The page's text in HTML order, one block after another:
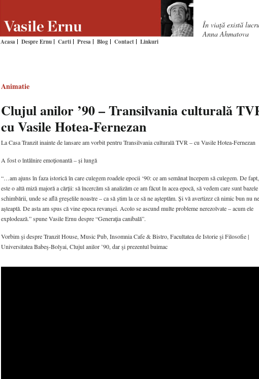
Acasa Despre Ernu Carti Presa Blog Contact Linkuri
În viaţă există
Anna Ahmatova
Animatie
Clujul anilor ’90 – Transilvania culturală
cu Vasile Hotea-Fernezan
La Casa Tranzit inainte de lansare am vorbit pentru Transilvania culturală TVR – cu Vasile Hotea-Fernezan
A fost o întâlnire emoționantă – și lungă
“…am ajuns în faza istorică în care culegem roadele epocii ‘90: ce am semănat începem să culegem. De
este o altă miză majoră a cărții: să încercăm să analizăm ce am făcut în acea epocă, să vedem care sunt bazele
schimbării, unde se află greșelile noastre – ca să știm la ce să ne așteptăm. Și vă avertizez că nimic bun nu
așteaptă. De asta am spus că vine epoca revanșei. Acolo se ascund multe probleme nerezolvate – acum ele
explodează.” spune Vasile Ernu despre “Generaţia canibală”.
Vorbim şi despre Tranzit House, Music Pub, Insomnia Cafe & Bistro, Facultatea de Istorie şi Filosofie |
Universitatea Babeş-Bolyai, Clujul anilor ’90, dar şi prezentul buimac